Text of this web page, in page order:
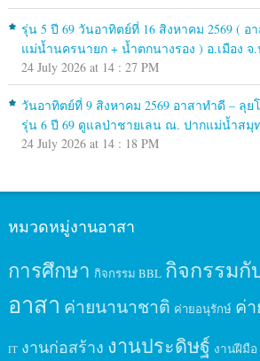
รุ่น 5 ปี 69 วันอาทิตย์ที่ 16 สิงหาคม 2569 ( อ
แม่น้ำนครนายก + น้ำตกนางรอง ) อ.เมือง จ
24 July 2026 at 14 : 27 PM
วันอาทิตย์ที่ 9 สิงหาคม 2569 อาสาทำดี – ลุ
รุ่น 6 ปี 69 ดูแลป่าชายเลน ณ. ปากแม่น้ำสมุ
24 July 2026 at 14 : 18 PM
หมวดหมู่งานอาสา
การศึกษา กิจกรรม BBL กิจกรรมกั
อาสา ค่ายนานาชาติ ค่ายอนุรักษ์ ค่
IT งานก่อสร้าง งานประดิษฐ์ งานฝีมือ